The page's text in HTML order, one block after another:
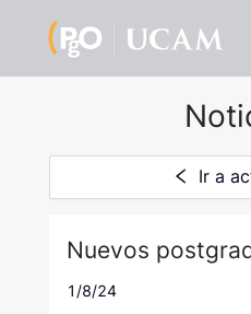
Ir a
Nuevos
1/8/24